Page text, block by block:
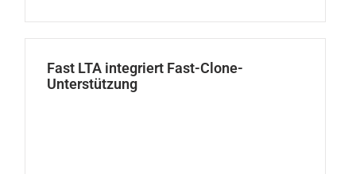
Fast LTA integriert Fast-Clone-
Unterstützung